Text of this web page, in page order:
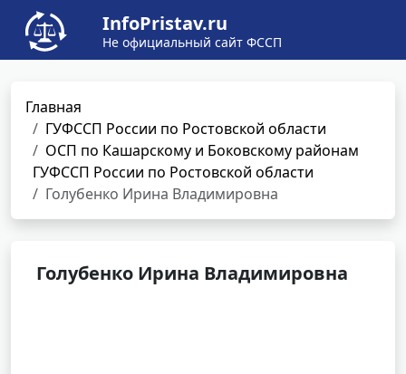
InfoPristav.ru
Не официальный сайт ФССП
Главная
ГУФССП России по Ростовской области
ОСП по Кашарскому и Боковскому районам
ГУФССП России по Ростовской области
Голубенко Ирина Владимировна
Голубенко Ирина Владимировна